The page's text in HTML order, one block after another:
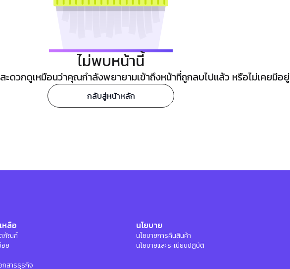
ไม่พบหน้านี้
ะดวกดูเหมือนว่าคุณกำลังพยายามเข้าถึงหน้าที่ถูกลบไปแล้ว หรือไม่เคยมีอยู่
กลับสู่หน้าหลัก
หลือ
ภัณฑ์
ย
กสารธุรกิจ
นโยบาย
นโยบายการคืนสินค้า
นโยบายและระเบียบปฏิบัติ